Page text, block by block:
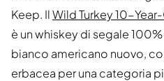
Keep. IlWild Turkey 10-
è un whiskey di segale
bianco americano nuovo,
erbacea per una categoria